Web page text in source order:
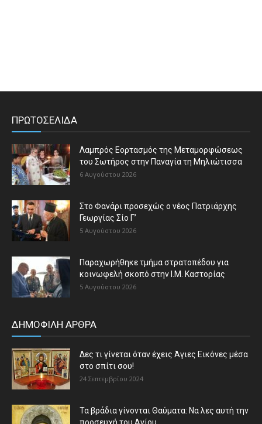
ΠΡΩΤΟΣΕΛΙΔΑ
Λαμπρός Εορτασμός της Μεταμορφώσεως
του Σωτήρος στην Παναγία τη Μηλιώτισσα
6 Αυγούστου 2026
Στο Φανάρι προσεχώς ο νέος Πατριάρχης
Γεωργίας Σίο Γ’
5 Αυγούστου 2026
Παραχωρήθηκε τμήμα στρατοπέδου για
κοινωφελή σκοπό στην Ι.Μ. Καστορίας
5 Αυγούστου 2026
ΔΗΜΟΦΙΛΗ ΑΡΘΡΑ
Δες τι γίνεται όταν έχεις Άγιες Εικόνες μέσα
στο σπίτι σου!
24 Σεπτεμβρίου 2024
Τα βράδια γίνονται Θαύματα: Να λες αυτή την